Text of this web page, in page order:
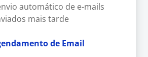
automático de e-mails
mais tarde
de Email